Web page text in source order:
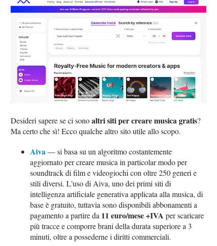
Desideri sapere se ci sonoaltri siti per creare musica gratis?
Ma certo che sì! Ecco qualche altro sito utile allo scopo.
Aiva— si basa su un algoritmo costantemente
aggiornato per creare musica in particolar modo per
soundtrack di film e videogiochi con oltre 250 generi e
stili diversi. L'uso di Aiva, uno dei primi siti di
intelligenza artificiale generativa applicata alla musica, di
base è gratuito, tuttavia sono disponibili abbonamenti a
pagamento a partire da 11 euro/mese +IVA per scaricare
più tracce e comporre brani della durata superiore a 3
minuti, oltre a possederne i diritti commerciali.